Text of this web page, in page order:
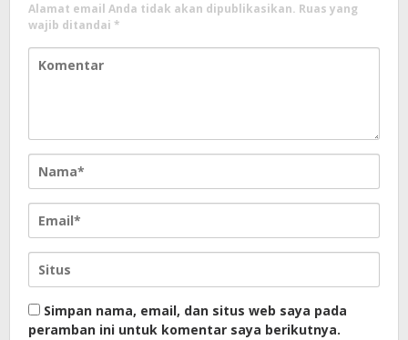
Alamat email Anda tidak akan dipublikasikan. Ruas yang
wajib ditandai *
Simpan nama, email, dan situs web saya pada
peramban ini untuk komentar saya berikutnya.